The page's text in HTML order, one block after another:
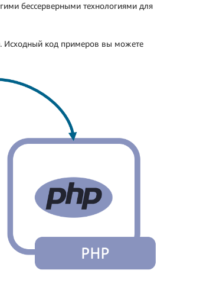
бессерверными технологиями для
Исходный код примеров вы можете